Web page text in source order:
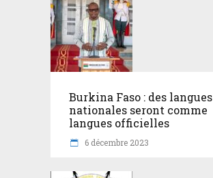
Burkina Faso : des langues
nationales seront comme
langues officielles
6 décembre 2023